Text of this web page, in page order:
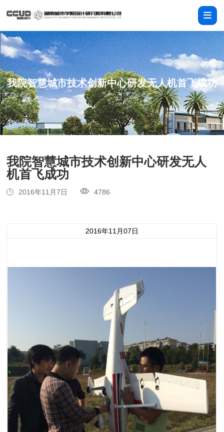
我院智慧城市技术创新中心研发无人机首飞成功
我院智慧城市技术创新中心研发无人
机首飞成功
2016年11月7日 4786
2016年11月07日